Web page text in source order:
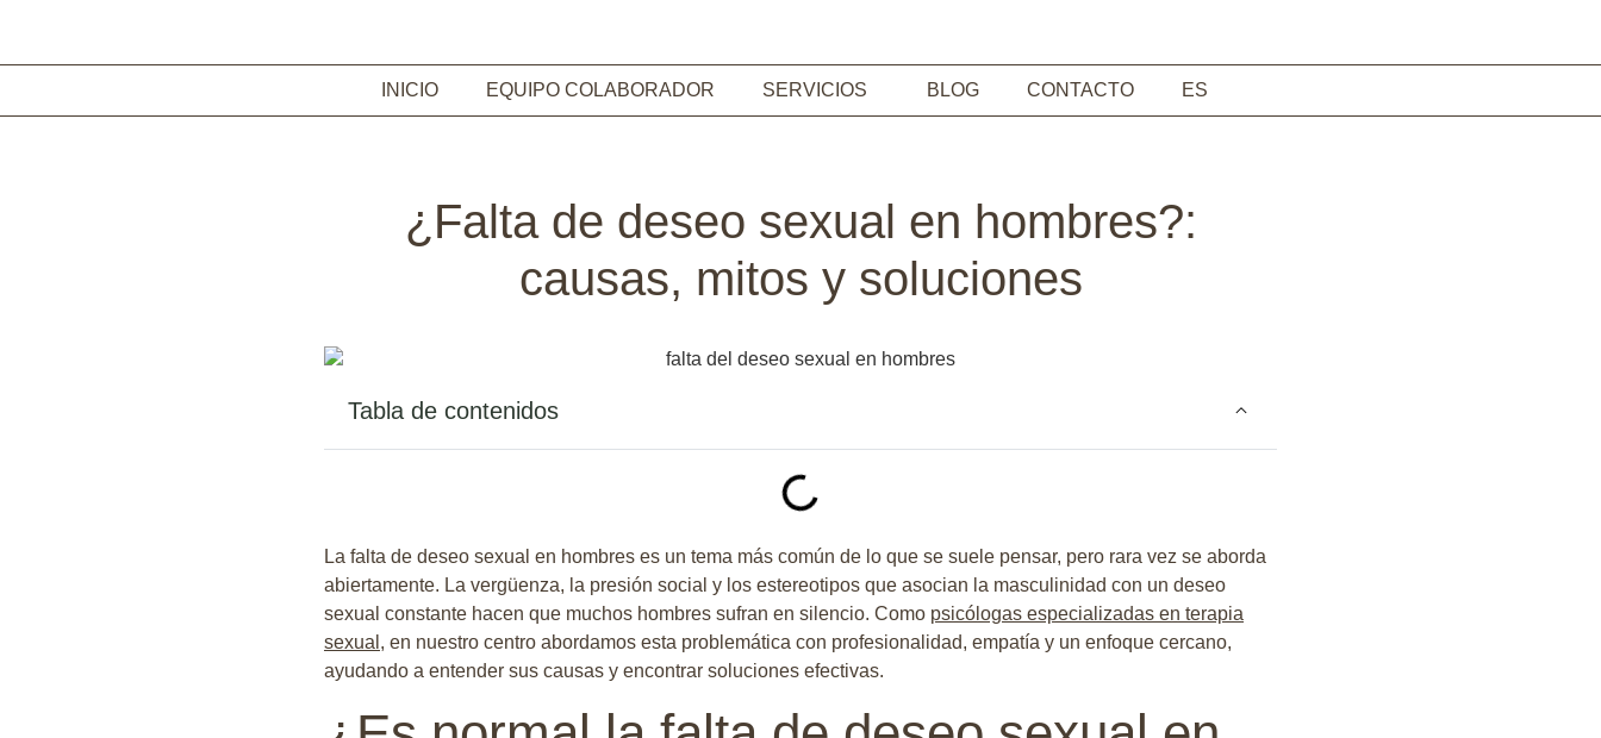
INICIO EQUIPO COLABORADOR SERVICIOS BLOG CONTACTO ES
¿Falta de deseo sexual en hombres?:
causas, mitos y soluciones
Tabla de contenidos
La falta de deseo sexual en hombres es un tema más común de lo que se suele pensar, pero rara vez se aborda
abiertamente. La vergüenza, la presión social y los estereotipos que asocian la masculinidad con un deseo
sexual constante hacen que muchos hombres sufran en silencio. Como psicólogas especializadas en terapia
sexual , en nuestro centro abordamos esta problemática con profesionalidad, empatía y un enfoque cercano,
ayudando a entender sus causas y encontrar soluciones efectivas.